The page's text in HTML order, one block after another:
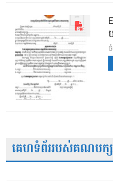
គេហទំព័ររបស់គណបក្សត